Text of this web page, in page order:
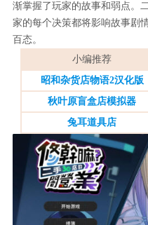
渐掌握了玩家的故事和弱点。
家的每个决策都将影响故事剧
百态。
小编推荐
昭和杂货店物语2汉化版
秋叶原盲盒店模拟器
兔耳道具店